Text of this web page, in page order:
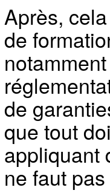
Après,
de
de
que tout
appliquant
ne faut